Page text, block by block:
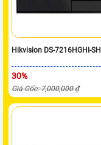
Hikvision DS-7216HGHI-SH
30%
Giá Gốc: 7,000,000 ₫